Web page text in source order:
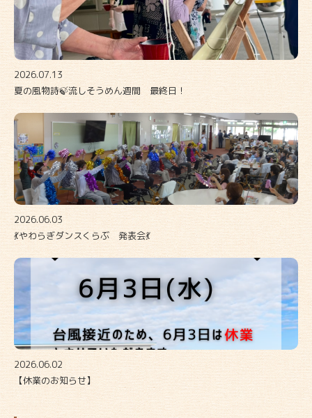
2026.07.13
夏の風物詩🍃流しそうめん週間 最終日！
2026.06.03
💃やわらぎダンスくらぶ 発表会💃
2026.06.02
【休業のお知らせ】